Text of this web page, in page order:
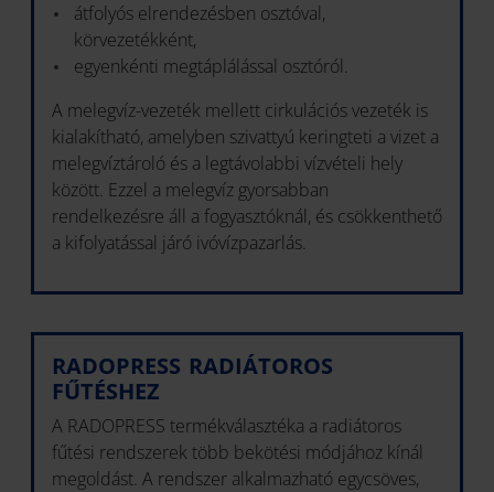
átfolyós elrendezésben osztóval,
körvezetékként,
egyenkénti megtáplálással osztóról.
A melegvíz-vezeték mellett cirkulációs vezeték is
kialakítható, amelyben szivattyú keringteti a vizet a
melegvíztároló és a legtávolabbi vízvételi hely
között. Ezzel a melegvíz gyorsabban
rendelkezésre áll a fogyasztóknál, és csökkenthető
a kifolyatással járó ivóvízpazarlás.
RADOPRESS RADIÁTOROS
FŰTÉSHEZ
A RADOPRESS termékválasztéka a radiátoros
fűtési rendszerek több bekötési módjához kínál
megoldást. A rendszer alkalmazható egycsöves,